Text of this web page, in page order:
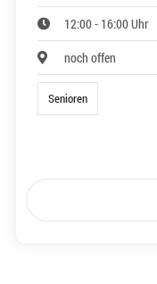
12:00 - 16:00 Uhr
noch offen
Senioren